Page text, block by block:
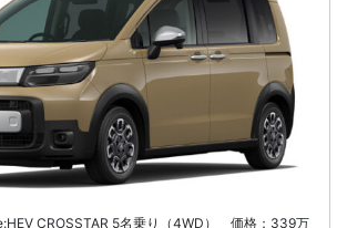
CROSSTAR 5名乗り（4WD） 価格：339万